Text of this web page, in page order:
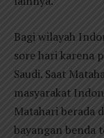
Bagi wilayah
sore hari karena
Saudi. Saat
masyarakat
Matahari berada
bayangan benda